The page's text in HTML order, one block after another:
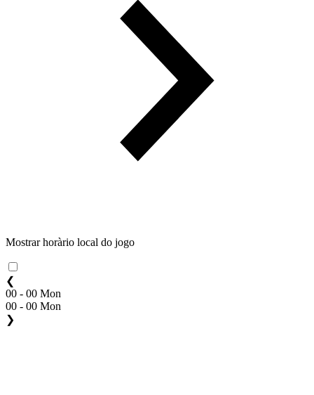
Mostrar horàrio local do jogo
❮
00 - 00 Mon
00 - 00 Mon
❯